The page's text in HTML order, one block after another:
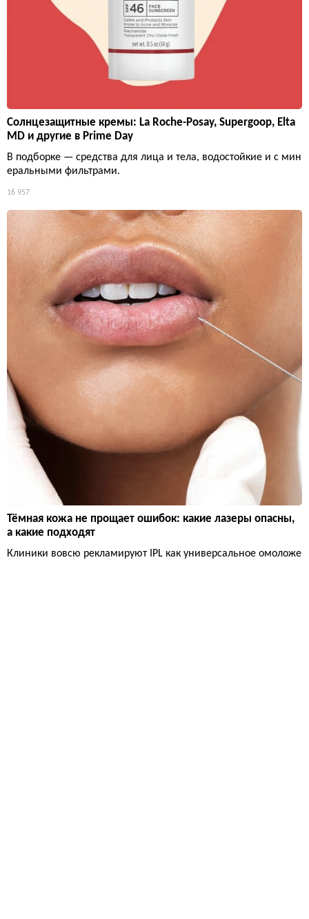
Солнцезащитные кремы: La Roche-Posay, Supergoop, Elta
MD и другие в Prime Day
В подборке — средства для лица и тела, водостойкие и с мин
еральными фильтрами.
16 957
Тёмная кожа не прощает ошибок: какие лазеры опасны,
а какие подходят
Клиники вовсю рекламируют IPL как универсальное омоложе